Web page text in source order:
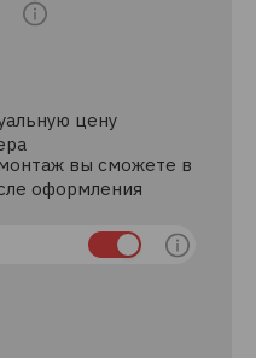
цену
вы сможете в
оформления